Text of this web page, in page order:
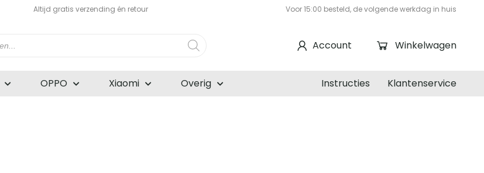
Altijd gratis verzending én retour Voor 15:00 besteld, de volgende werkdag in huis
Winkelwagen
Account
OPPO Xiaomi Overig Klantenservice
Instructies